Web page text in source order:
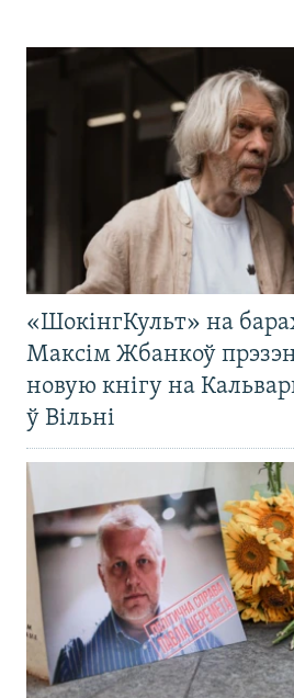
«ШокінгКульт» на
Максім Жбанкоў
новую кнігу на
ў Вільні